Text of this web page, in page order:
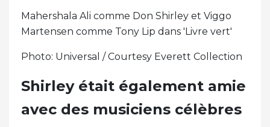
Mahershala Ali comme Don Shirley et Viggo
Martensen comme Tony Lip dans 'Livre vert'
Photo: Universal / Courtesy Everett Collection
Shirley était également amie
avec des musiciens célèbres